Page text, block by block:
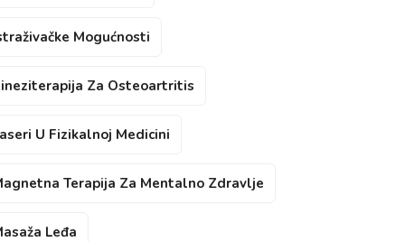
Mogućnosti
Za Osteoartritis
U Fizikalnoj Medicini
Terapija Za Mentalno Zdravlje
Leđa